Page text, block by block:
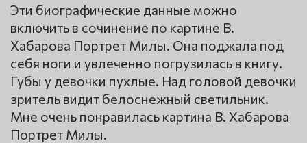
Эти биографические данные можно
включить в сочинение по картине В.
Хабарова Портрет Милы. Она поджала под
себя ноги и увлеченно погрузилась в книгу.
Губы у девочки пухлые. Над головой девочки
зритель видит белоснежный светильник.
Мне очень понравилась картина В. Хабарова
Портрет Милы.